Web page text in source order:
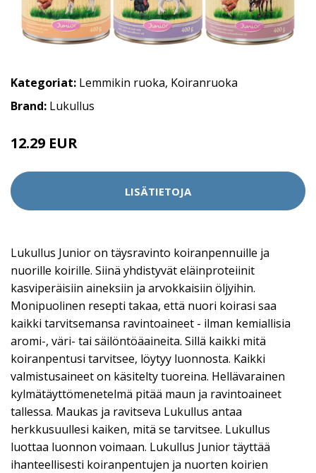
Kategoriat: Lemmikin ruoka, Koiranruoka
Brand: Lukullus
12.29 EUR
LISÄTIETOJA
Lukullus Junior on täysravinto koiranpennuille ja
nuorille koirille. Siinä yhdistyvät eläinproteiinit
kasviperäisiin aineksiin ja arvokkaisiin öljyihin.
Monipuolinen resepti takaa, että nuori koirasi saa
kaikki tarvitsemansa ravintoaineet - ilman kemiallisia
aromi-, väri- tai säilöntöäaineita. Sillä kaikki mitä
koiranpentusi tarvitsee, löytyy luonnosta. Kaikki
valmistusaineet on käsitelty tuoreina. Hellävarainen
kylmätäyttömenetelmä pitää maun ja ravintoaineet
tallessa. Maukas ja ravitseva Lukullus antaa
herkkusuullesi kaiken, mitä se tarvitsee. Lukullus
luottaa luonnon voimaan. Lukullus Junior täyttää
ihanteellisesti koiranpentujen ja nuorten koirien